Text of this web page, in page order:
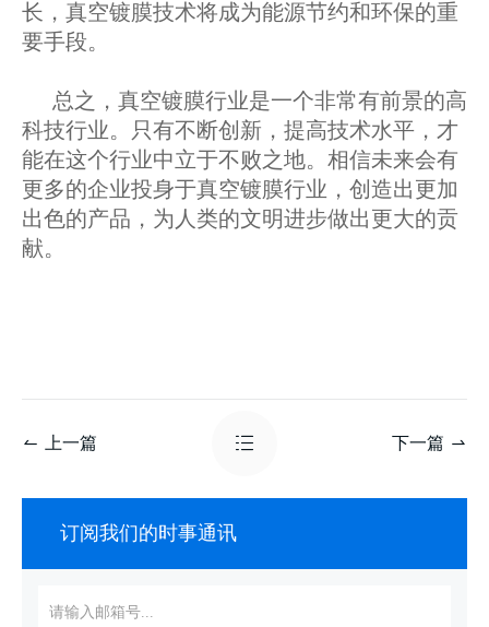
长，真空镀膜技术将成为能源节约和环保的重
要手段。
总之，真空镀膜行业是一个非常有前景的高
科技行业。只有不断创新，提高技术水平，才
能在这个行业中立于不败之地。相信未来会有
更多的企业投身于真空镀膜行业，创造出更加
出色的产品，为人类的文明进步做出更大的贡
献。
上一篇 下一篇
订阅我们的时事通讯